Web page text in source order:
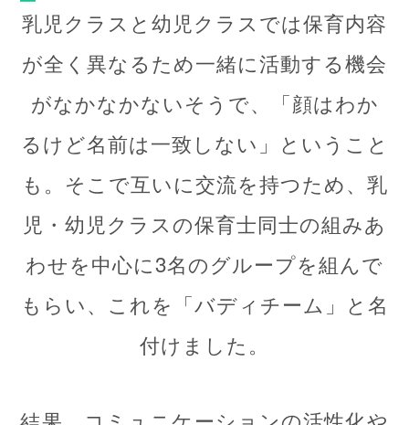
乳児クラスと幼児クラスでは保育内容
が全く異なるため一緒に活動する機会
がなかなかないそうで、「顔はわか
るけど名前は一致しない」ということ
も。そこで互いに交流を持つため、乳
児・幼児クラスの保育士同士の組みあ
わせを中心に3名のグループを組んで
もらい、これを「バディチーム」と名
付けました。